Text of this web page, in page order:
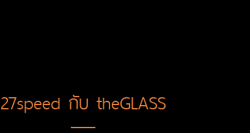
27speed กับ theGLASS